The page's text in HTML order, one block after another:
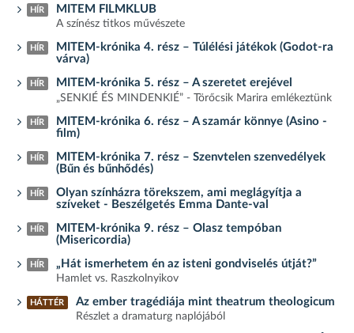
HÍR MITEM FILMKLUB
A színész titkos művészete
HÍR
MITEM-krónika 4. rész – Túlélési játékok (Godot-ra
várva)
HÍR MITEM-krónika 5. rész – A szeretet erejével
„SENKIÉ ÉS MINDENKIÉ” - Törőcsik Marira emlékeztünk
HÍR
MITEM-krónika 6. rész – A szamár könnye (Asino -
film)
HÍR
MITEM-krónika 7. rész – Szenvtelen szenvedélyek
(Bűn és bűnhődés)
HÍR
Olyan színházra törekszem, ami meglágyítja a
szíveket - Beszélgetés Emma Dante-val
HÍR
MITEM-krónika 9. rész – Olasz tempóban
(Misericordia)
HÍR „Hát ismerhetem én az isteni gondviselés útját?”
Hamlet vs. Raszkolnyikov
HÁTTÉR Az ember tragédiája mint theatrum theologicum
Részlet a dramaturg naplójából